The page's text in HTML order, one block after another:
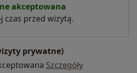
akceptowana
czas przed wizytą.
prywatne)
Szczegóły